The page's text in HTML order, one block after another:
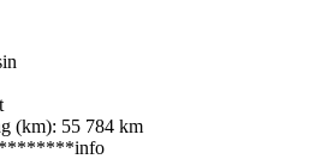
(km): 55 784 km
info